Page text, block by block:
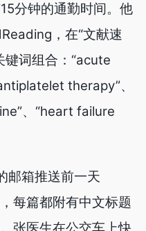
分钟的通勤时间。他
，在“文献速
键词组合：“acute
therapy”、
、“heart failure
邮箱推送前一天
每篇都附有中文标题